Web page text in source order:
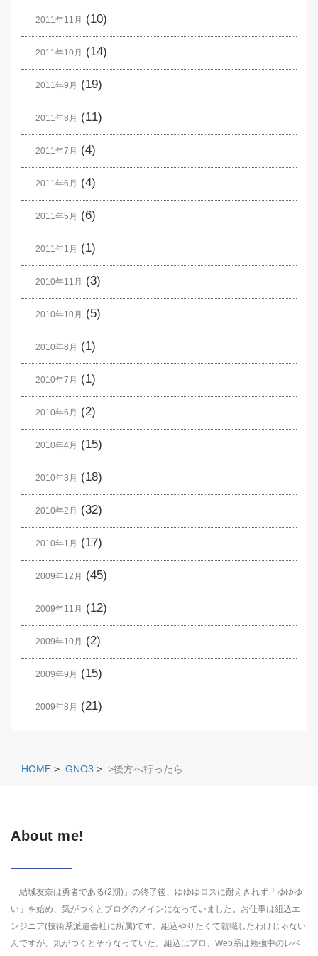
2011年11月 (10)
2011年10月 (14)
2011年9月 (19)
2011年8月 (11)
2011年7月 (4)
2011年6月 (4)
2011年5月 (6)
2011年1月 (1)
2010年11月 (3)
2010年10月 (5)
2010年8月 (1)
2010年7月 (1)
2010年6月 (2)
2010年4月 (15)
2010年3月 (18)
2010年2月 (32)
2010年1月 (17)
2009年12月 (45)
2009年11月 (12)
2009年10月 (2)
2009年9月 (15)
2009年8月 (21)
HOME > GNO3 > >後方へ行ったら
About me!
「結城友奈は勇者である(2期)」の終了後、ゆゆゆロスに耐えきれず「ゆゆゆ
い」を始め、気がつくとブログのメインになっていました。お仕事は組込エ
ンジニア(技術系派遣会社に所属)です。組込やりたくて就職したわけじゃない
んですが、気がつくとそうなっていた。組込はプロ、Web系は勉強中のレベ